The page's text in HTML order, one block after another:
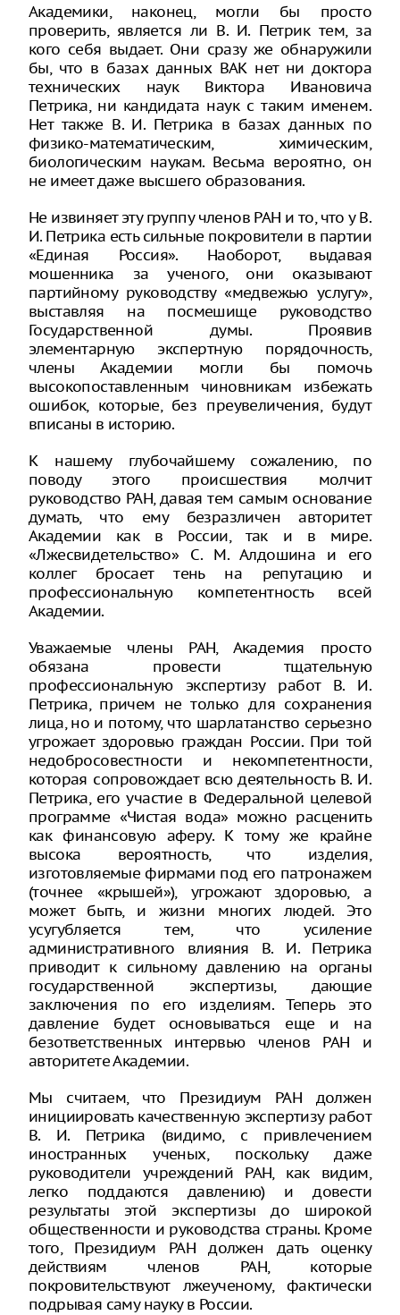
Академики, наконец, могли бы просто
проверить, является ли В. И. Петрик тем, за
кого себя выдает. Они сразу же обнаружили
бы, что в базах данных ВАК нет ни доктора
технических наук Виктора Ивановича
Петрика, ни кандидата наук с таким именем.
Нет также В. И. Петрика в базах данных по
физико-математическим, химическим,
биологическим наукам. Весьма вероятно, он
не имеет даже высшего образования.
Не извиняет эту группу членов РАН и то, что у В.
И. Петрика есть сильные покровители в партии
«Единая Россия». Наоборот, выдавая
мошенника за ученого, они оказывают
партийному руководству «медвежью услугу»,
выставляя на посмешище руководство
Государственной думы. Проявив
элементарную экспертную порядочность,
члены Академии могли бы помочь
высокопоставленным чиновникам избежать
ошибок, которые, без преувеличения, будут
вписаны в историю.
К нашему глубочайшему сожалению, по
поводу этого происшествия молчит
руководство РАН, давая тем самым основание
думать, что ему безразличен авторитет
Академии как в России, так и в мире.
«Лжесвидетельство» С. М. Алдошина и его
коллег бросает тень на репутацию и
профессиональную компетентность всей
Академии.
Уважаемые члены РАН, Академия просто
обязана провести тщательную
профессиональную экспертизу работ В. И.
Петрика, причем не только для сохранения
лица, но и потому, что шарлатанство серьезно
угрожает здоровью граждан России. При той
недобросовестности и некомпетентности,
которая сопровождает всю деятельность В. И.
Петрика, его участие в Федеральной целевой
программе «Чистая вода» можно расценить
как финансовую аферу. К тому же крайне
высока вероятность, что изделия,
изготовляемые фирмами под его патронажем
(точнее «крышей»), угрожают здоровью, а
может быть, и жизни многих людей. Это
усугубляется тем, что усиление
административного влияния В. И. Петрика
приводит к сильному давлению на органы
государственной экспертизы, дающие
заключения по его изделиям. Теперь это
давление будет основываться еще и на
безответственных интервью членов РАН и
авторитете Академии.
Мы считаем, что Президиум РАН должен
инициировать качественную экспертизу работ
В. И. Петрика (видимо, с привлечением
иностранных ученых, поскольку даже
руководители учреждений РАН, как видим,
легко поддаются давлению) и довести
результаты этой экспертизы до широкой
общественности и руководства страны. Кроме
того, Президиум РАН должен дать оценку
действиям членов РАН, которые
покровительствуют лжеученому, фактически
подрывая саму науку в России.